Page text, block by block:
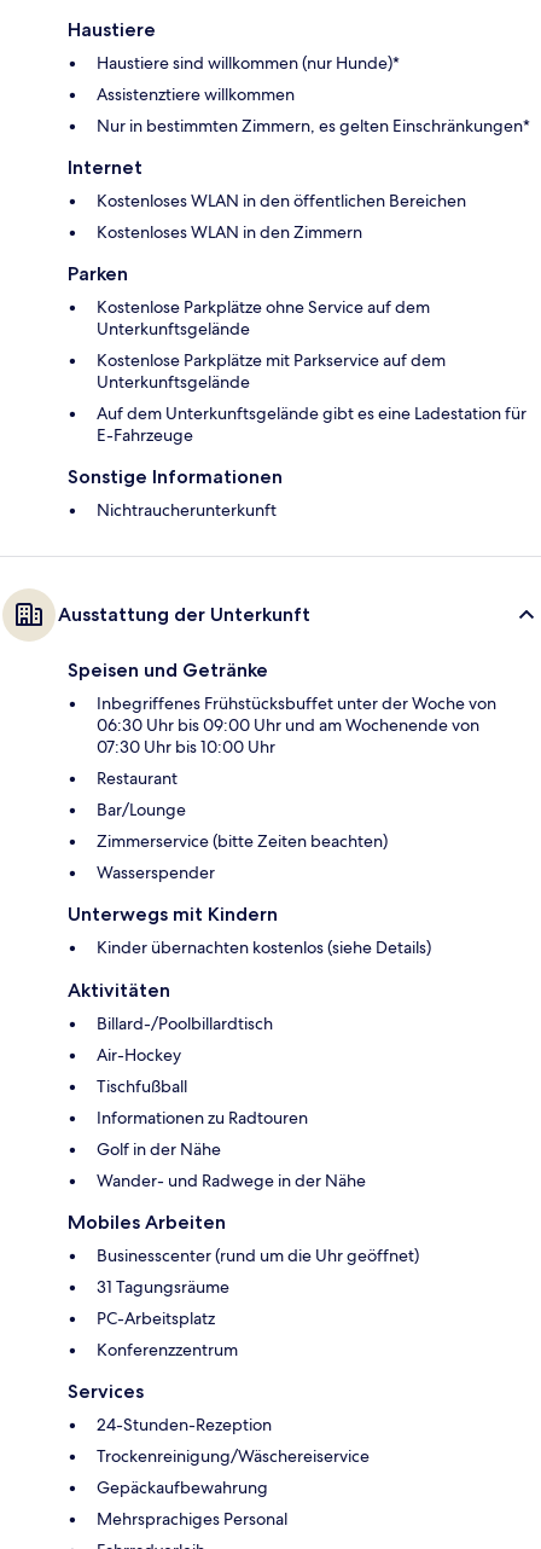
Haustiere
Haustiere sind willkommen (nur Hunde)*
Assistenztiere willkommen
Nur in bestimmten Zimmern, es gelten Einschränkungen*
Internet
Kostenloses WLAN in den öffentlichen Bereichen
Kostenloses WLAN in den Zimmern
Parken
Kostenlose Parkplätze ohne Service auf dem
Unterkunftsgelände
Kostenlose Parkplätze mit Parkservice auf dem
Unterkunftsgelände
Auf dem Unterkunftsgelände gibt es eine Ladestation für
E-Fahrzeuge
Sonstige Informationen
Nichtraucherunterkunft
Ausstattung der Unterkunft
Speisen und Getränke
Inbegriffenes Frühstücksbuffet unter der Woche von
06:30 Uhr bis 09:00 Uhr und am Wochenende von
07:30 Uhr bis 10:00 Uhr
Restaurant
Bar/Lounge
Zimmerservice (bitte Zeiten beachten)
Wasserspender
Unterwegs mit Kindern
Kinder übernachten kostenlos (siehe Details)
Aktivitäten
Billard-/Poolbillardtisch
Air-Hockey
Tischfußball
Informationen zu Radtouren
Golf in der Nähe
Wander- und Radwege in der Nähe
Mobiles Arbeiten
Businesscenter (rund um die Uhr geöffnet)
31 Tagungsräume
PC-Arbeitsplatz
Konferenzzentrum
Services
24-Stunden-Rezeption
Trockenreinigung/Wäschereiservice
Gepäckaufbewahrung
Mehrsprachiges Personal